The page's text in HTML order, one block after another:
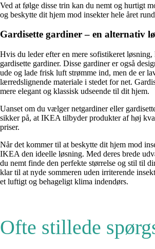
Ved at følge disse trin kan du nemt og hurtigt
og beskytte dit hjem mod insekter hele året
Gardisette gardiner – en alternativ
Hvis du leder efter en mere sofistikeret
gardisette gardiner. Disse gardiner er også
ude og lade frisk luft strømme ind, men de er
lærredslignende materiale i stedet for net.
mere elegant og klassisk udseende til dit hjem.
Uanset om du vælger netgardiner eller
sikker på, at IKEA tilbyder produkter af høj
priser.
Når det kommer til at beskytte dit hjem mod
IKEA den ideelle løsning. Med deres brede
du nemt finde den perfekte størrelse og stil til
klar til at nyde sommeren uden irriterende
et luftigt og behageligt klima indendørs.
Ofte stillede